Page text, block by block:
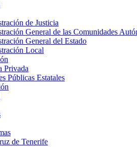
de Justicia
General de las Comunidades
General del Estado
Local
Privada
Públicas Estatales
de Tenerife